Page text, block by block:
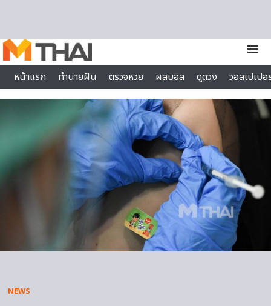
menu
หน้าแรก
ทำนายฝัน ตรวจหวย ผลบอล ดูดวง
วอลเปเป
ไลฟ์สไตล์
NEWS